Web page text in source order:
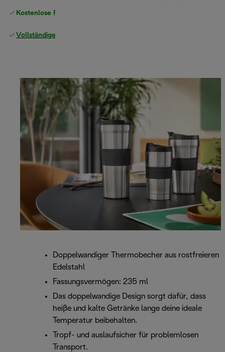
Kostenlose Rücksendungen
Vollständige Herstellergarantie
Doppelwandiger Thermobecher aus rostfreieren
Edelstahl
Fassungsvermögen: 235 ml
Das doppelwandige Design sorgt dafür, dass
heiße und kalte Getränke lange deine ideale
Temperatur beibehalten.
Tropf- und auslaufsicher für problemlosen
Transport.